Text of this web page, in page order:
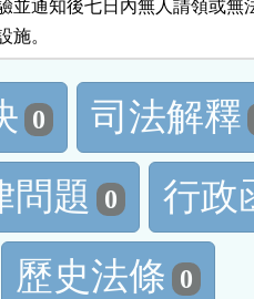
並通知後七日內無人請領或無
施。
0
司法解釋
問題 0
行政
歷史法條 0